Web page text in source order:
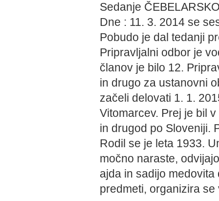
Sedanje
Dne : 11. 3. 2014 se
Pobudo je dal tedanji
Pripravljalni odbor je
članov je bilo 12.
in drugo za ustanovni
začeli delovati 1. 1.
Vitomarcev. Prej je bil
in drugod po Sloveniji.
Rodil se je leta 1933.
močno naraste,
ajda in sadijo
predmeti, organizira